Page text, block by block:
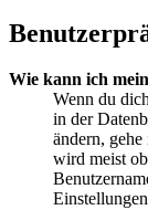
Wie kann ich
Wenn du
in der
ändern,
wird meist